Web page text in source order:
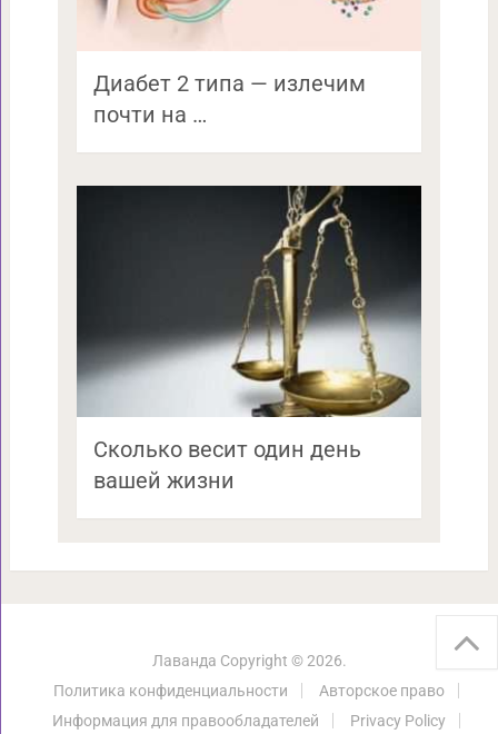
Диабет 2 типа — излечим
почти на …
Сколько весит один день
вашей жизни
Лаванда Copyright © 2026.
Политика конфиденциальности
Авторское право
Информация для правообладателей
Privacy Policy